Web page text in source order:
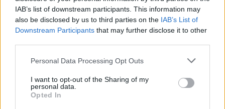
IAB’s list of downstream participants. This information may
also be disclosed by us to third parties on the IAB’s List of
Downstream Participants that may further disclose it to other
Personal Data Processing Opt Outs
I want to opt-out of the Sharing of my
personal data.
Opted In
Comentari: